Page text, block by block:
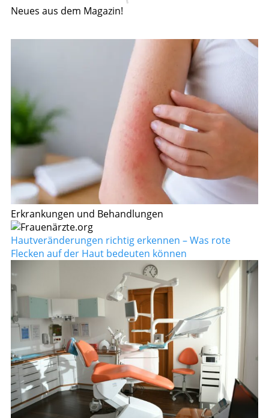
Neues aus dem Magazin!
Erkrankungen und Behandlungen
Hautveränderungen richtig erkennen – Was rote
Flecken auf der Haut bedeuten können